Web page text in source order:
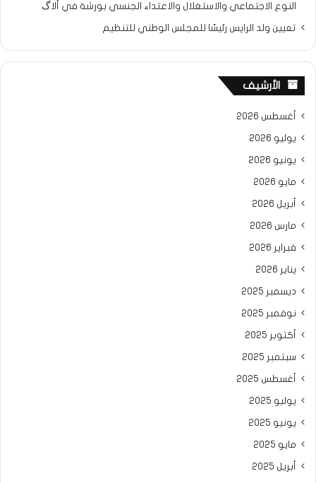
النوع الاجتماعي والاستغلال والاعتداء الجنسي بورشة في ألاگ
تعيين ولد الرايس رئيسًا للمجلس الوطني للتنظيم
الأرشيف
أغسطس 2026
يوليو 2026
يونيو 2026
مايو 2026
أبريل 2026
مارس 2026
فبراير 2026
يناير 2026
ديسمبر 2025
نوفمبر 2025
أكتوبر 2025
سبتمبر 2025
أغسطس 2025
يوليو 2025
يونيو 2025
مايو 2025
أبريل 2025